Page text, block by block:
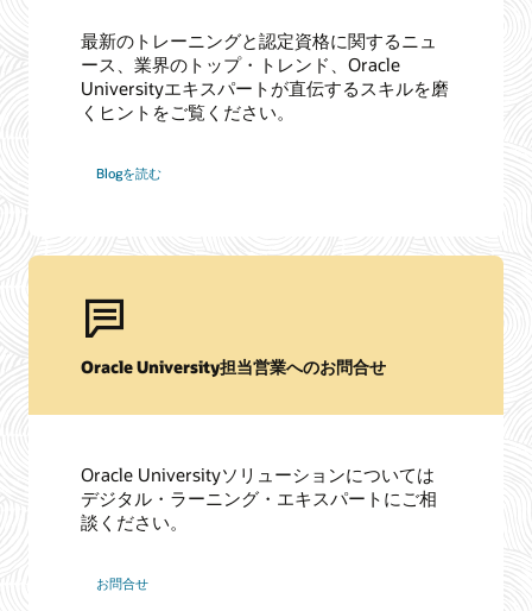
最新のトレーニングと認定資格に関するニュ
ース、業界のトップ・トレンド、Oracle
Universityエキスパートが直伝するスキルを磨
くヒントをご覧ください。
Blogを読む
Oracle University担当営業へのお問合せ
Oracle Universityソリューションについては
デジタル・ラーニング・エキスパートにご相
談ください。
お問合せ